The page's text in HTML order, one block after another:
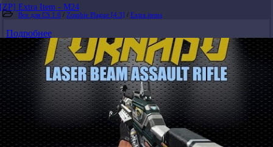
[ZP] Extra Item - M24
Все для CS 1.6 / Zombie Plague [4.3] / Extra items
Подробнее